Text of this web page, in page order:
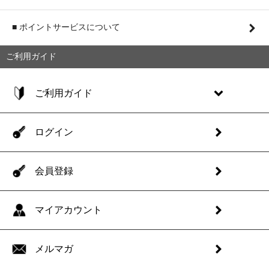
■ ポイントサービスについて
ご利用ガイド
ご利用ガイド
ログイン
会員登録
マイアカウント
メルマガ